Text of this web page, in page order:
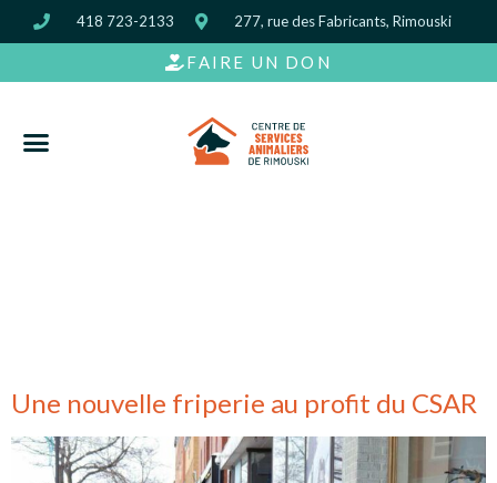
418 723-2133 277, rue des Fabricants, Rimouski
FAIRE UN DON
Une nouvelle friperie au profit du CSAR